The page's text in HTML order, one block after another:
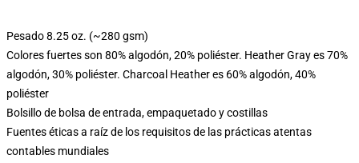
Pesado 8.25 oz. (~280 gsm)
Colores fuertes son 80% algodón, 20% poliéster. Heather Gray es 70%
algodón, 30% poliéster. Charcoal Heather es 60% algodón, 40%
poliéster
Bolsillo de bolsa de entrada, empaquetado y costillas
Fuentes éticas a raíz de los requisitos de las prácticas atentas
contables mundiales